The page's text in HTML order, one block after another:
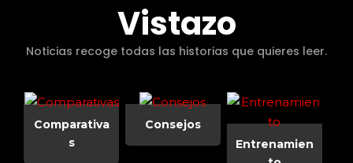
Vistazo
Noticias recoge todas las historias que quieres leer.
Comparativa
s
Consejos
Entrenamien